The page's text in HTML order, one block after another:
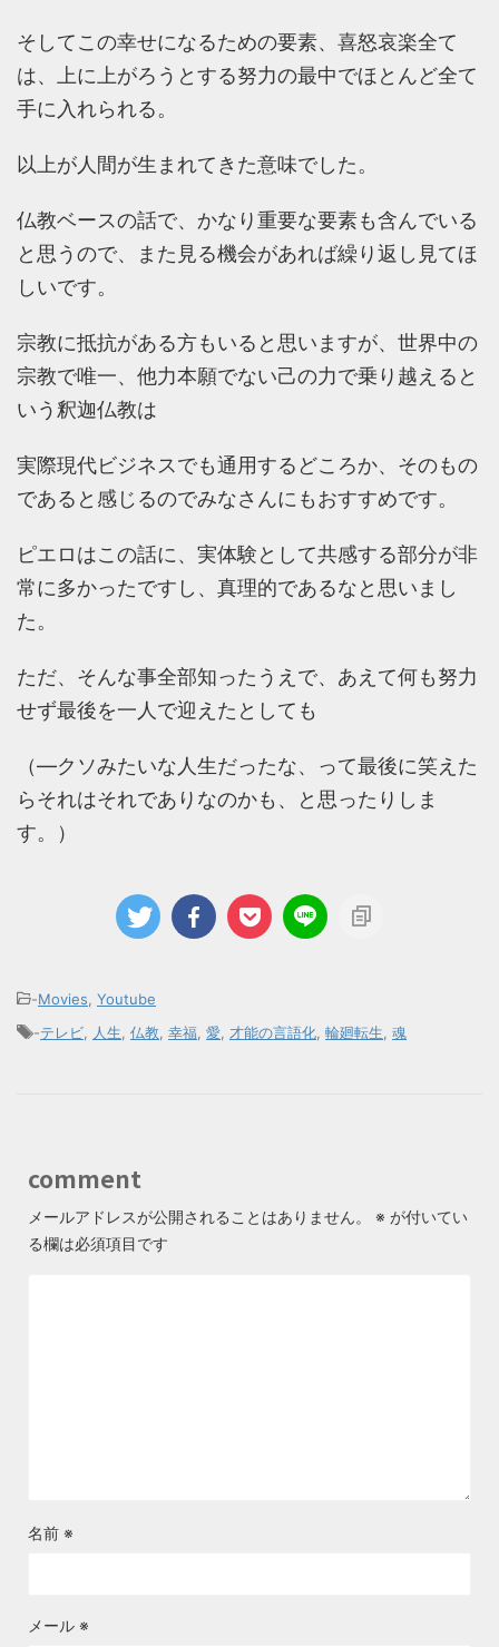
そしてこの幸せになるための要素、喜怒哀楽全て
は、上に上がろうとする努力の最中でほとんど全て
手に入れられる。
以上が人間が生まれてきた意味でした。
仏教ベースの話で、かなり重要な要素も含んでいる
と思うので、また見る機会があれば繰り返し見てほ
しいです。
宗教に抵抗がある方もいると思いますが、世界中の
宗教で唯一、他力本願でない己の力で乗り越えると
いう釈迦仏教は
実際現代ビジネスでも通用するどころか、そのもの
であると感じるのでみなさんにもおすすめです。
ピエロはこの話に、実体験として共感する部分が非
常に多かったですし、真理的であるなと思いまし
た。
ただ、そんな事全部知ったうえで、あえて何も努力
せず最後を一人で迎えたとしても
（―クソみたいな人生だったな、って最後に笑えた
らそれはそれでありなのかも、と思ったりしま
す。）
-Movies Youtube
-テレビ 人生 仏教 幸福 愛 才能の言語化 輪廻転生 魂
comment
メールアドレスが公開されることはありません。 ※ が付いてい
る欄は必須項目です
名前 ※
メール ※